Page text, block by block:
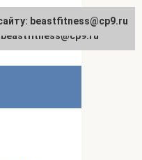
предложений по
beastfitness@cp9.ru
beastfitness@cp9.ru